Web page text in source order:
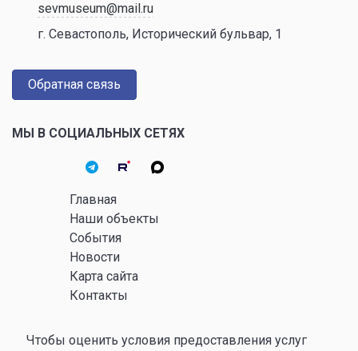
sevmuseum@mail.ru
г. Севастополь, Исторический бульвар, 1
Обратная связь
МЫ В СОЦИАЛЬНЫХ СЕТЯХ
Главная
Наши объекты
События
Новости
Карта сайта
Контакты
Чтобы оценить условия предоставления услуг